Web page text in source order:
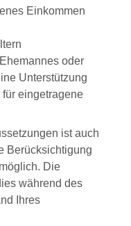
Einkommen
oder
Unterstützung
eingetragene
ist auch
Berücksichtigung
Die
während des
Ihres